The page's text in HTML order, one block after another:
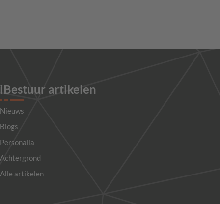
iBestuur artikelen
Nieuws
Blogs
Personalia
Achtergrond
Alle artikelen